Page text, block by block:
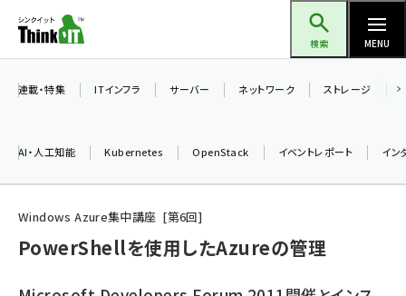
ン
ツ
検索 MENU
加藤銘のチーム貢献～仲間と築いた勝利の絆～ (2329)
連載・特集 ITインフラ サーバー ネットワーク ストレージ
AI・人工知能 Kubernetes OpenStack イベントレポート イン
Windows Azure集中講座 第6回
PowerShellを使用したAzureの管理